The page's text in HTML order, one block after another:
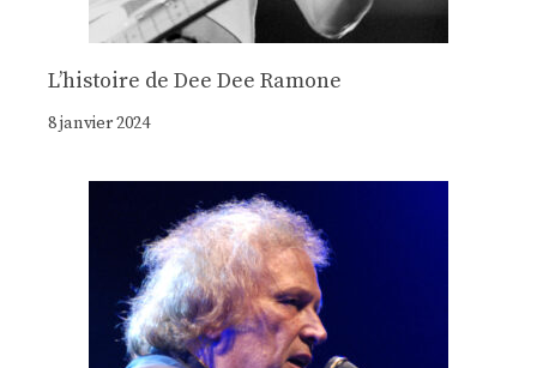
Lʼhistoire de Dee Dee Ramone
8 janvier 2024